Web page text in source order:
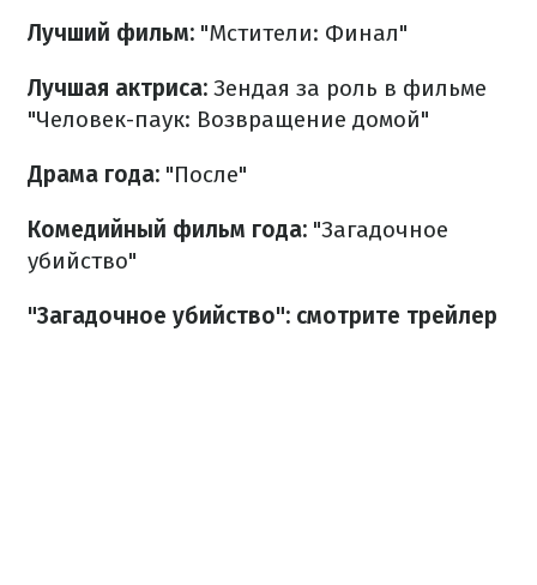
Лучший фильм: "Мстители: Финал"
Лучшая актриса: Зендая за роль в фильме
"Человек-паук: Возвращение домой"
Драма года: "После"
Комедийный фильм года: "Загадочное
убийство"
"Загадочное убийство": смотрите трейлер